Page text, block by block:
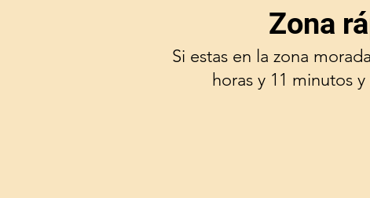
Zona
Si estas en la zona
horas y 11 minutos